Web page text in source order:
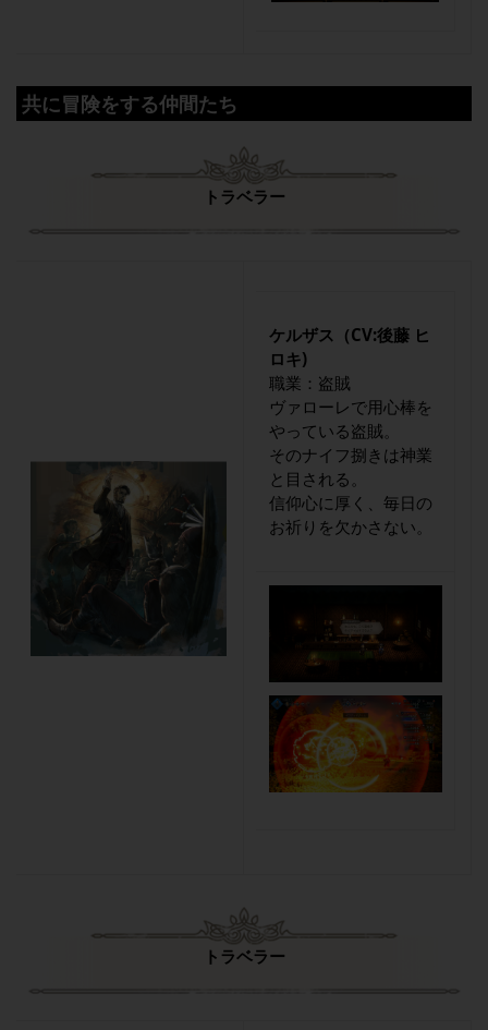
共に冒険をする仲間たち
トラベラー
ケルザス（CV:後藤 ヒ
ロキ)
職業：盗賊
ヴァローレで用心棒を
やっている盗賊。
そのナイフ捌きは神業
と目される。
信仰心に厚く、毎日の
お祈りを欠かさない。
トラベラー